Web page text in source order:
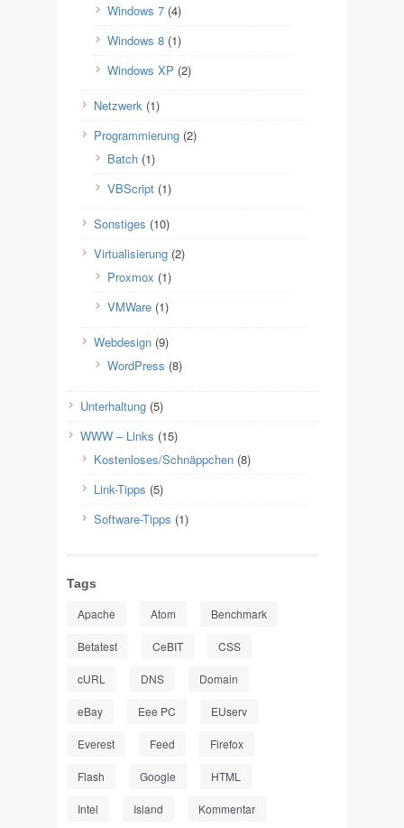
Windows 7 (4)
Windows 8 (1)
Windows XP (2)
Netzwerk (1)
Programmierung (2)
Batch (1)
VBScript (1)
Sonstiges (10)
Virtualisierung (2)
Proxmox (1)
VMWare (1)
Webdesign (9)
WordPress (8)
Unterhaltung (5)
WWW – Links (15)
Kostenloses/Schnäppchen (8)
Link-Tipps (5)
Software-Tipps (1)
Tags
Apache Atom Benchmark
Betatest CeBIT CSS
cURL DNS Domain
eBay Eee PC EUserv
Everest Feed Firefox
Flash Google HTML
Intel Island Kommentar